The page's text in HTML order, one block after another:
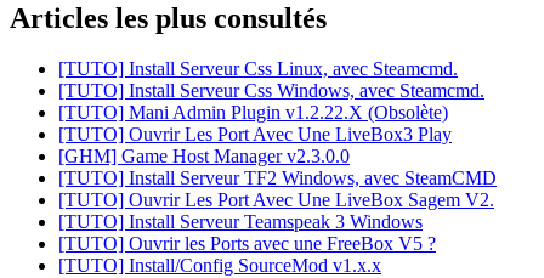
Articles les plus consultés
[TUTO] Install Serveur Css Linux, avec Steamcmd.
[TUTO] Install Serveur Css Windows, avec Steamcmd.
[TUTO] Mani Admin Plugin v1.2.22.X (Obsolète)
[TUTO] Ouvrir Les Port Avec Une LiveBox3 Play
[GHM] Game Host Manager v2.3.0.0
[TUTO] Install Serveur TF2 Windows, avec SteamCMD
[TUTO] Ouvrir Les Port Avec Une LiveBox Sagem V2.
[TUTO] Install Serveur Teamspeak 3 Windows
[TUTO] Ouvrir les Ports avec une FreeBox V5 ?
[TUTO] Install/Config SourceMod v1.x.x